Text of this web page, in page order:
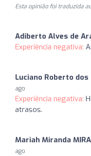
Esta opinião foi traduzida
Adiberto Alves de
Experiência negativa:
Luciano Roberto dos
ago
Experiência negativa:
atrasos.
Mariah Miranda
ago